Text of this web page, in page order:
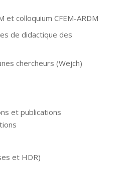
et colloquium CFEM-ARDM
de didactique des
chercheurs (Wejch)
et publications
et HDR)